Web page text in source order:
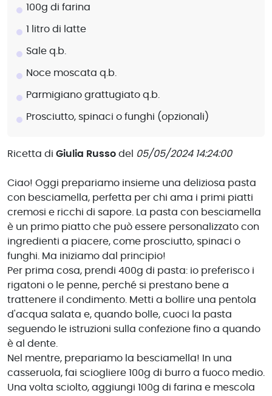
Ricetta di Giulia Russo del 05/05/2024 14:24:00
Ciao! Oggi prepariamo insieme una deliziosa pasta
con besciamella, perfetta per chi ama i primi piatti
cremosi e ricchi di sapore. La pasta con besciamella
è un primo piatto che può essere personalizzato con
ingredienti a piacere, come prosciutto, spinaci o
funghi. Ma iniziamo dal principio!
Per prima cosa, prendi 400g di pasta: io preferisco i
rigatoni o le penne, perché si prestano bene a
trattenere il condimento. Metti a bollire una pentola
d'acqua salata e, quando bolle, cuoci la pasta
seguendo le istruzioni sulla confezione fino a quando
è al dente.
Nel mentre, prepariamo la besciamella! In una
casseruola, fai sciogliere 100g di burro a fuoco medio.
Una volta sciolto, aggiungi 100g di farina e mescola
100g di farina
1 litro di latte
Sale q.b.
Noce moscata q.b.
Parmigiano grattugiato q.b.
Prosciutto, spinaci o funghi (opzionali)